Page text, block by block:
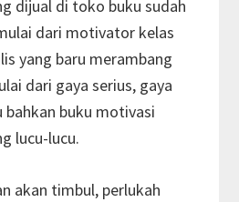
dijual di toko buku sudah
dari motivator kelas
yang baru merambang
dari gaya serius, gaya
bahkan buku motivasi
lucu-lucu.
akan timbul, perlukah